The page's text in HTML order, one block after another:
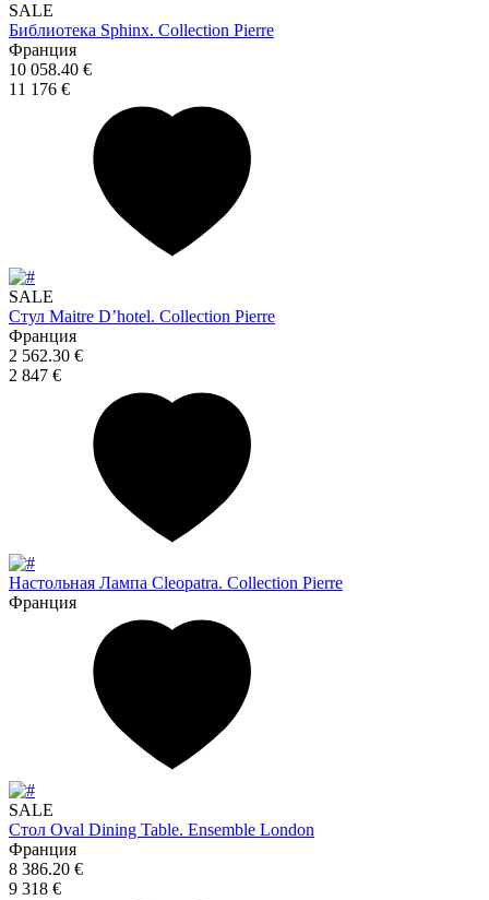
SALE
Библиотека Sphinx. Collection Pierre
Франция
10 058.40 €
11 176 €
SALE
Стул Maitre D’hotel. Collection Pierre
Франция
2 562.30 €
2 847 €
Настольная Лампа Cleopatra. Collection Pierre
Франция
SALE
Стол Oval Dining Table. Ensemble London
Франция
8 386.20 €
9 318 €